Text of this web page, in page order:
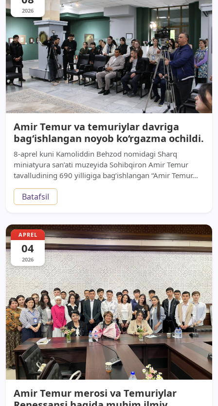
2026
Amir Temur va temuriylar davriga
bag‘ishlangan noyob ko‘rgazma ochildi.
8-aprel kuni Kamoliddin Behzod nomidagi Sharq
miniatyura san’ati muzeyida Sohibqiron Amir Temur
tavalludining 690 yilligiga bag‘ishlangan “Amir Temur...
Batafsil
APREL
04
2026
Amir Temur merosi va Temuriylar